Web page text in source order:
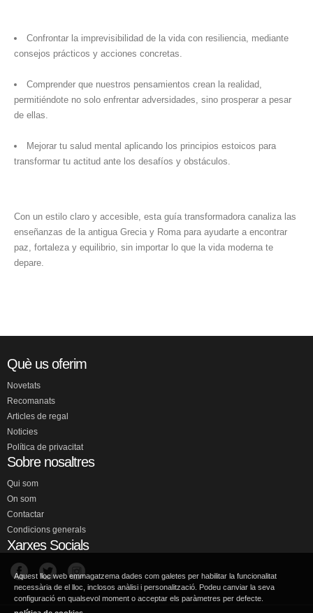
Confrontar la imprevisibilidad de la vida con resiliencia, mediante
consejos prácticos y acciones concretas.
Comprender que nuestros pensamientos crean la realidad,
permitiéndote no solo enfrentar adversidades, sino prosperar a pesar
de ellas.
Mejorar tu salud mental aplicando los principios estoicos para
transformar tu actitud ante los desafíos y obstáculos.
Con un estilo claro y accesible, esta guía transformadora canaliza las
enseñanzas de la antigua Grecia y Roma para ayudarte a encontrar
paz, fortaleza y equilibrio, sin importar lo que la vida moderna te
depare.
Què us oferim
Novetats
Recomanats
Articles de regal
Noticies
Política de privacitat
Sobre nosaltres
Qui som
On som
Contactar
Condicions generals
Xarxes Socials
Aquest lloc web emmagatzema dades com galetes per habilitar la funcionalitat
necessària de el lloc, inclosos anàlisi i personalització. Podeu canviar la seva
configuració en qualsevol moment o acceptar els paràmetres per defecte.